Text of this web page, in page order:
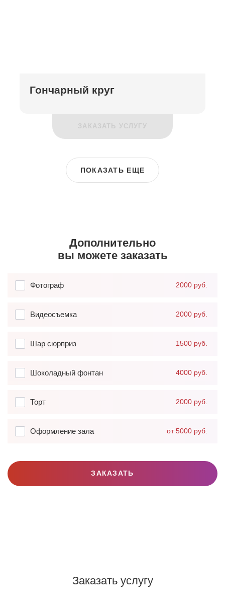
Гончарный круг
ЗАКАЗАТЬ УСЛУГУ
ПОКАЗАТЬ ЕЩЕ
Дополнительно
вы можете заказать
Фотограф 2000 руб.
Видеосъемка 2000 руб.
Шар сюрприз 1500 руб.
Шоколадный фонтан 4000 руб.
Торт 2000 руб.
Оформление зала от 5000 руб.
ЗАКАЗАТЬ
Заказать услугу